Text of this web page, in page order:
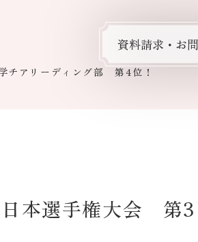
資料請求・お
アリーディング部 第4位！
本選手権大会 第3